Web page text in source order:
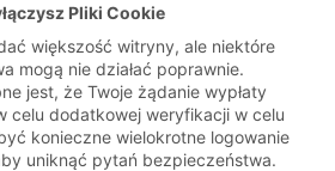
Pliki Cookie
większość witryny, ale niektóre
mogą nie działać poprawnie.
jest, że Twoje żądanie wypłaty
celu dodatkowej weryfikacji w celu
konieczne wielokrotne logowanie
uniknąć pytań bezpieczeństwa.